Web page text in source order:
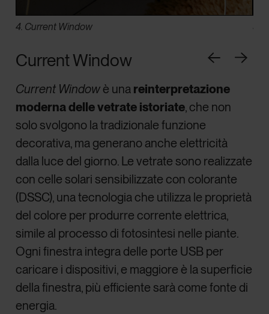
4. Current Window 5.
Current Window
Current Window è una reinterpretazione
moderna delle vetrate istoriate, che non
solo svolgono la tradizionale funzione
decorativa, ma generano anche elettricità
dalla luce del giorno. Le vetrate sono realizzate
con celle solari sensibilizzate con colorante
(DSSC), una tecnologia che utilizza le proprietà
del colore per produrre corrente elettrica,
simile al processo di fotosintesi nelle piante.
Ogni finestra integra delle porte USB per
caricare i dispositivi, e maggiore è la superficie
della finestra, più efficiente sarà come fonte di
energia.